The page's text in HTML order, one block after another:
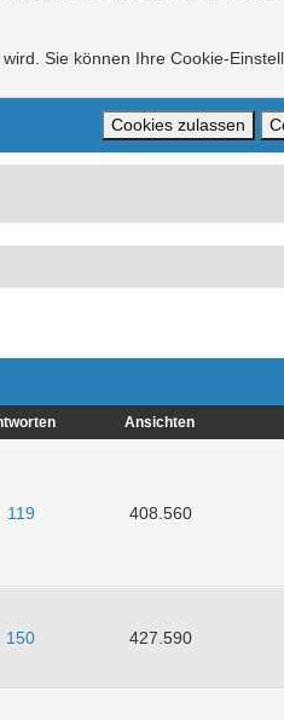
Sie können Ihre Cookie-
Ansichten
119 408.560
150 427.590